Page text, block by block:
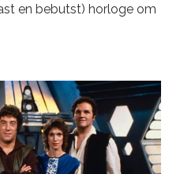
en bebutst) horloge om